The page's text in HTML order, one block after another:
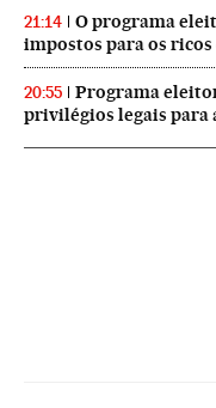
21:14
O programa
impostos para os
20:55
Programa
privilégios legais para